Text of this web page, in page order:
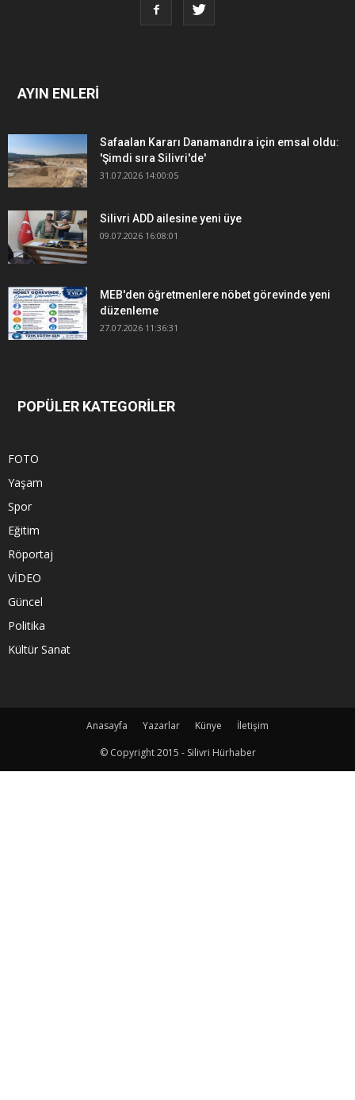
AYIN ENLERİ
Safaalan Kararı Danamandıra için emsal oldu:
'Şimdi sıra Silivri'de'
31.07.2026 14:00:05
Silivri ADD ailesine yeni üye
09.07.2026 16:08:01
MEB'den öğretmenlere nöbet görevinde yeni
düzenleme
27.07.2026 11:36:31
POPÜLER KATEGORİLER
FOTO
Yaşam
Spor
Eğitim
Röportaj
VİDEO
Güncel
Politika
Kültür Sanat
Anasayfa Yazarlar Künye
İletişim
© Copyright 2015 - Silivri Hürhaber